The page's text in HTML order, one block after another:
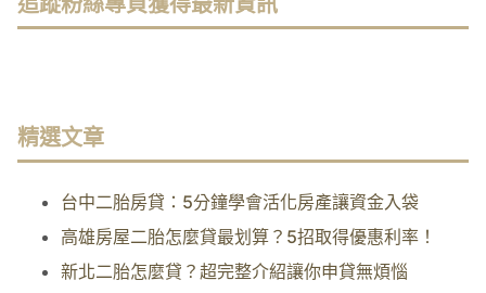
精選文章
台中二胎房貸：5分鐘學會活化房產讓資金入袋
高雄房屋二胎怎麼貸最划算？5招取得優惠利率！
新北二胎怎麼貸？超完整介紹讓你申貸無煩惱